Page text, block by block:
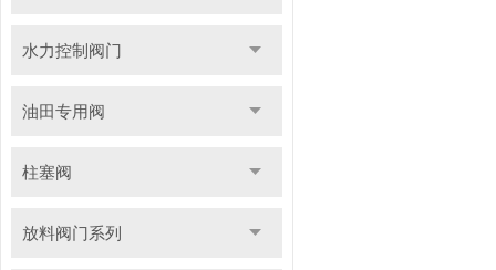
水力控制阀门
油田专用阀
柱塞阀
放料阀门系列